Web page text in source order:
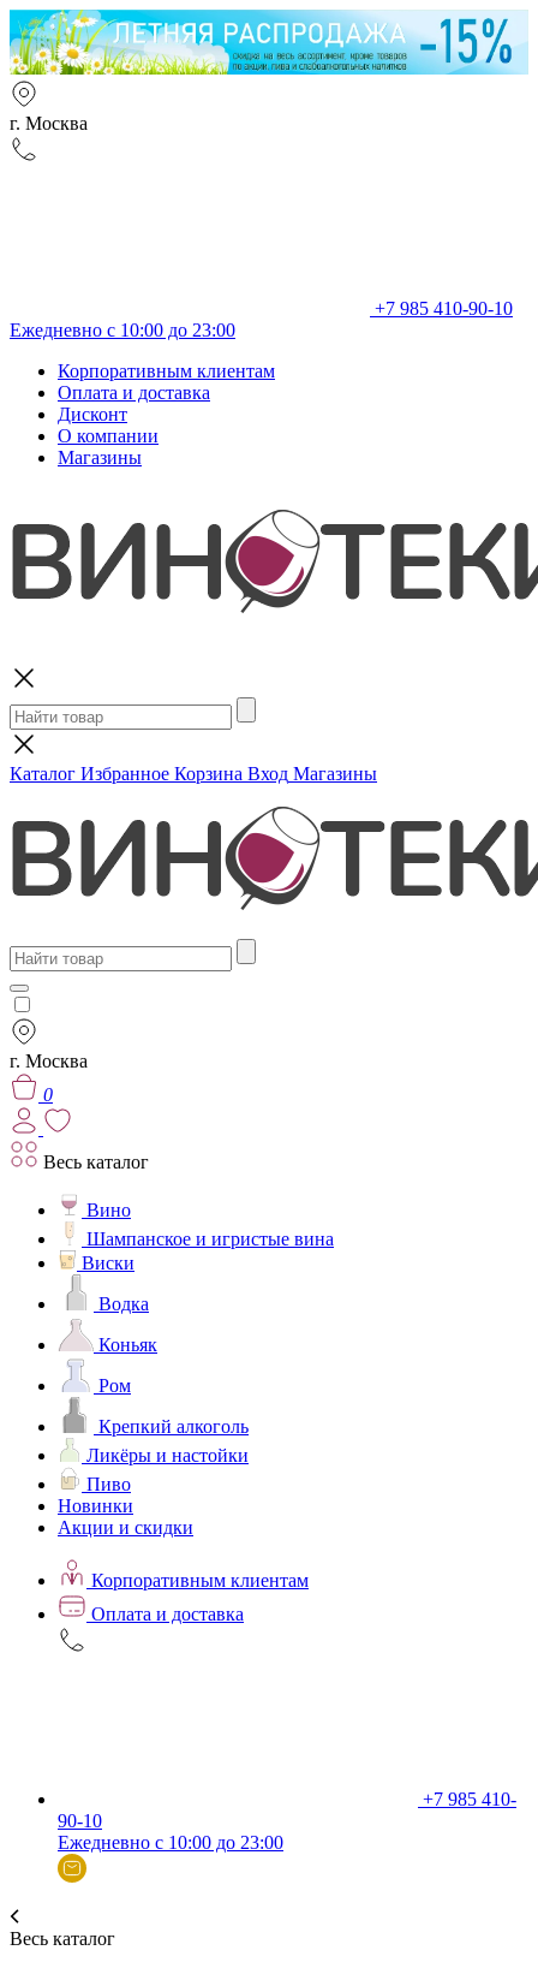
г. Москва
+7 985 410-90-10
Ежедневно с 10:00 до 23:00
Корпоративным клиентам
Оплата и доставка
Дисконт
О компании
Магазины
Каталог Избранное Корзина Вход Магазины
г. Москва
0
Весь каталог
Вино
Шампанское и игристые вина
Виски
Водка
Коньяк
Ром
Крепкий алкоголь
Ликёры и настойки
Пиво
Новинки
Акции и скидки
Корпоративным клиентам
Оплата и доставка
+7 985 410-
90-10
Ежедневно с 10:00 до 23:00
Весь каталог